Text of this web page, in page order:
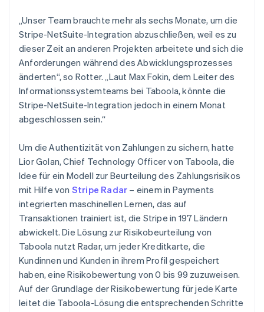
„Unser Team brauchte mehr als sechs Monate, um die
Stripe-NetSuite-Integration abzuschließen, weil es zu
dieser Zeit an anderen Projekten arbeitete und sich die
Anforderungen während des Abwicklungsprozesses
änderten“, so Rotter. „Laut Max Fokin, dem Leiter des
Informationssystemteams bei Taboola, könnte die
Stripe-NetSuite-Integration jedoch in einem Monat
abgeschlossen sein.“
Um die Authentizität von Zahlungen zu sichern, hatte
Lior Golan, Chief Technology Officer von Taboola, die
Idee für ein Modell zur Beurteilung des Zahlungsrisikos
mit Hilfe von Stripe Radar – einem in Payments
integrierten maschinellen Lernen, das auf
Transaktionen trainiert ist, die Stripe in 197 Ländern
abwickelt. Die Lösung zur Risikobeurteilung von
Taboola nutzt Radar, um jeder Kreditkarte, die
Kundinnen und Kunden in ihrem Profil gespeichert
haben, eine Risikobewertung von 0 bis 99 zuzuweisen.
Auf der Grundlage der Risikobewertung für jede Karte
leitet die Taboola-Lösung die entsprechenden Schritte